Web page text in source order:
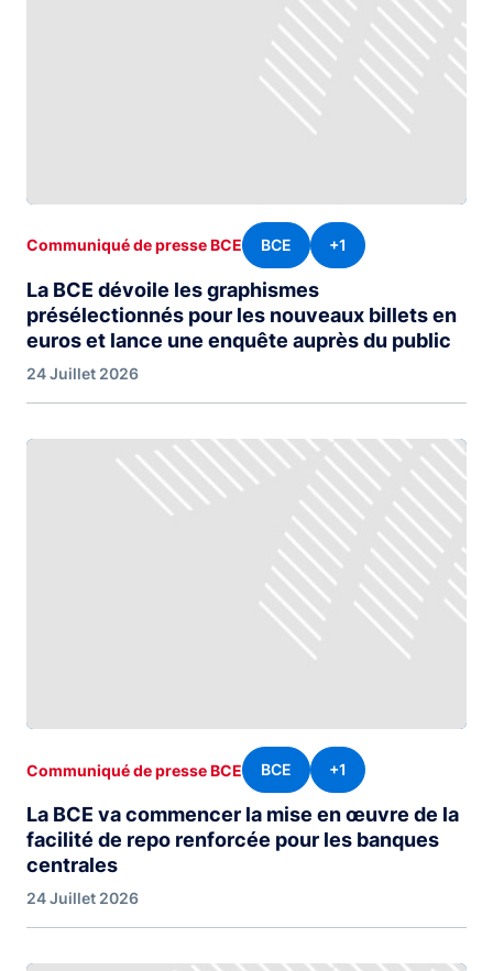
La BCE dévoile les graphismes
présélectionnés pour les nouveaux billets en
euros et lance une enquête auprès du public
Communiqué de presse BCE BCE +1
24 Juillet 2026
La BCE va commencer la mise en œuvre de la
facilité de repo renforcée pour les banques
centrales
Communiqué de presse BCE BCE +1
24 Juillet 2026